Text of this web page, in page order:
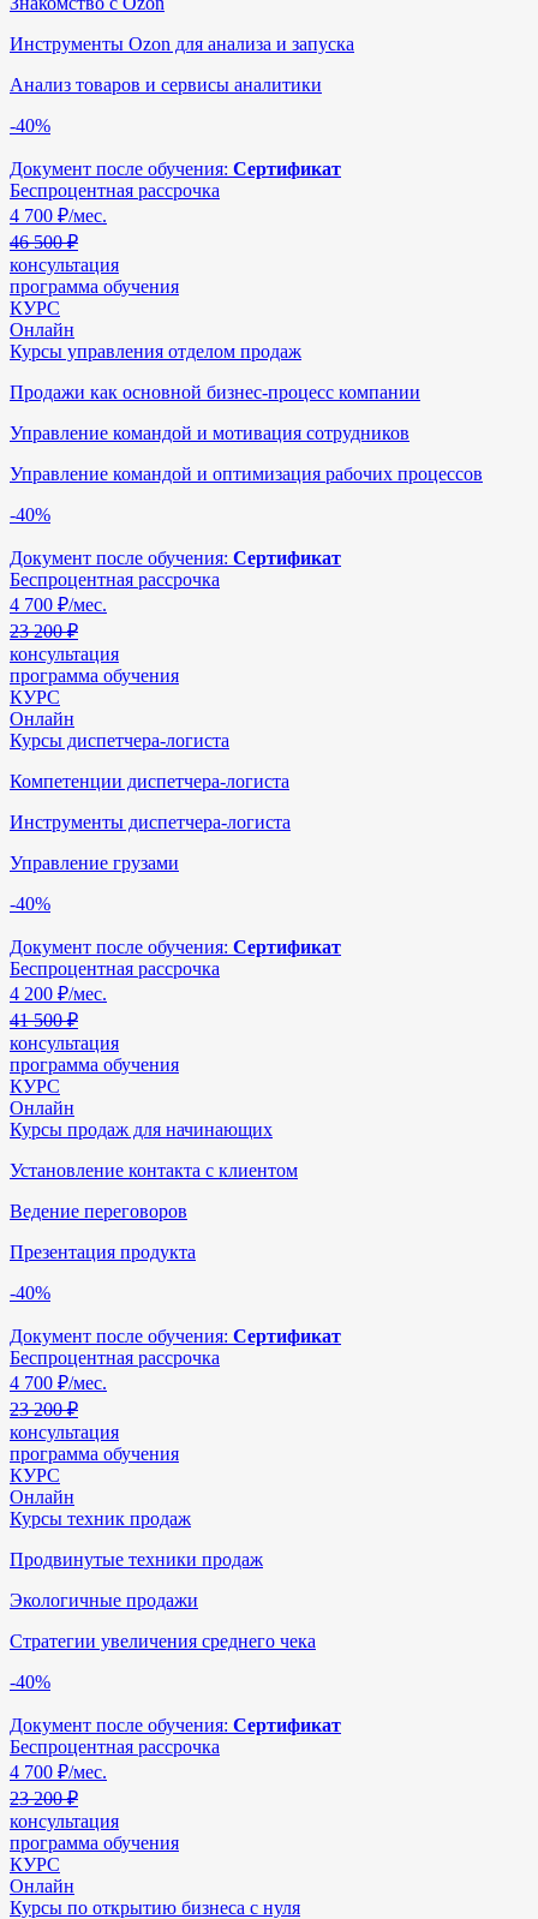
Инструменты Ozon для анализа и запуска
Анализ товаров и сервисы аналитики
-40%
Документ после обучения: Сертификат
Беспроцентная рассрочка
4 700 ₽/мес.
46 500 ₽
консультация
программа обучения
КУРС
Онлайн
Курсы управления отделом продаж
Продажи как основной бизнес-процесс компании
Управление командой и мотивация сотрудников
Управление командой и оптимизация рабочих процессов
-40%
Документ после обучения: Сертификат
Беспроцентная рассрочка
4 700 ₽/мес.
23 200 ₽
консультация
программа обучения
КУРС
Онлайн
Курсы диспетчера-логиста
Компетенции диспетчера-логиста
Инструменты диспетчера-логиста
Управление грузами
-40%
Документ после обучения: Сертификат
Беспроцентная рассрочка
4 200 ₽/мес.
41 500 ₽
консультация
программа обучения
КУРС
Онлайн
Курсы продаж для начинающих
Установление контакта с клиентом
Ведение переговоров
Презентация продукта
-40%
Документ после обучения: Сертификат
Беспроцентная рассрочка
4 700 ₽/мес.
23 200 ₽
консультация
программа обучения
КУРС
Онлайн
Курсы техник продаж
Продвинутые техники продаж
Экологичные продажи
Стратегии увеличения среднего чека
-40%
Документ после обучения: Сертификат
Беспроцентная рассрочка
4 700 ₽/мес.
23 200 ₽
консультация
программа обучения
КУРС
Онлайн
Курсы по открытию бизнеса с нуля